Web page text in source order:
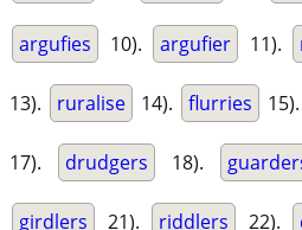
argufies 10). argufier 11).
13). ruralise 14). flurries 15).
17). drudgers 18).
girdlers 21). riddlers 22).